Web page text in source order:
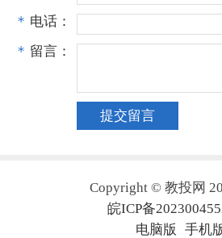
* 电话：
* 留言：
Copyright © 教投网
皖ICP备
电脑版
手机